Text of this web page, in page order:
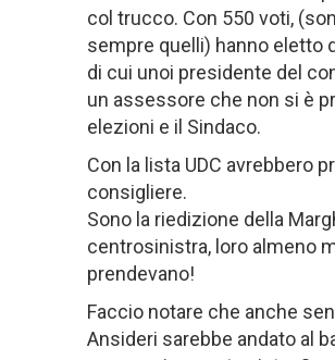
col trucco. Con 550 voti,
sempre quelli) hanno eletto
di cui unoi presidente del
un assessore che non si è
elezioni e il Sindaco.
Con la lista UDC avrebbero
consigliere.
Sono la riedizione della
centrosinistra, loro almeno
prendevano!
Faccio notare che anche
Ansideri sarebbe andato al